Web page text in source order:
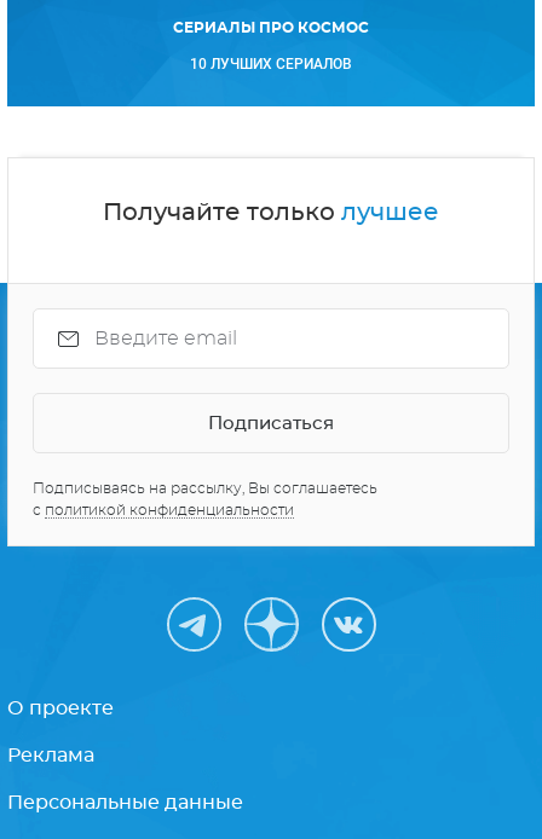
СЕРИАЛЫ ПРО КОСМОС
10 ЛУЧШИХ СЕРИАЛОВ
Получайте только лучшее
Подписываясь на рассылку, Вы соглашаетесь
с политикой конфиденциальности
О проекте
Реклама
Персональные данные